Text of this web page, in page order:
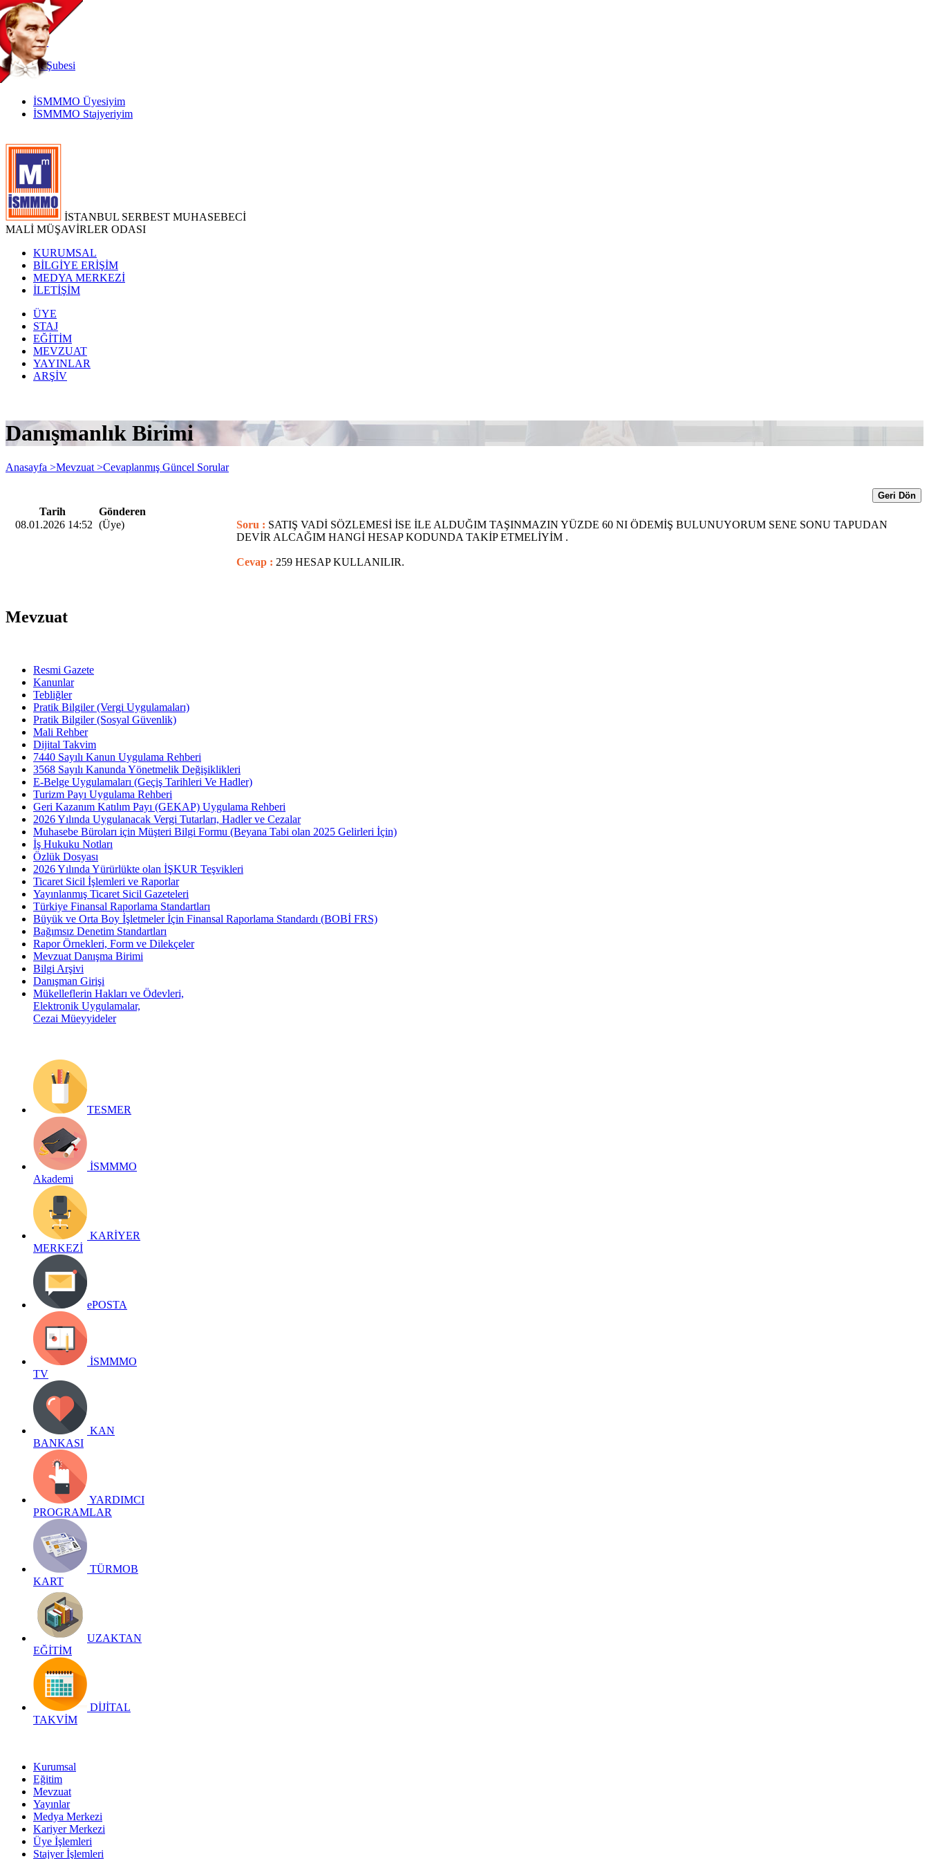
TR
|
EN
İnternetŞubesi
İSMMMO Üyesiyim
İSMMMO Stajyeriyim
İSTANBUL SERBEST MUHASEBECİ
MALİ MÜŞAVİRLER ODASI
KURUMSAL
BİLGİYE ERİŞİM
MEDYA MERKEZİ
İLETİŞİM
ÜYE
STAJ
EĞİTİM
MEVZUAT
YAYINLAR
ARŞİV
Danışmanlık Birimi
Anasayfa >Mevzuat >Cevaplanmış Güncel Sorular
Geri Dön
Tarih
Gönderen
08.01.2026 14:52 (Üye) Soru : SATIŞ VADİ SÖZLEMESİ İSE İLE ALDUĞIM TAŞINMAZIN YÜZDE 60 NI ÖDEMİŞ BULUNUYORUM SENE SONU TAPUDAN
DEVİR ALCAĞIM HANGİ HESAP KODUNDA TAKİP ETMELİYİM .
Cevap : 259 HESAP KULLANILIR.
Mevzuat
Resmi Gazete
Kanunlar
Tebliğler
Pratik Bilgiler (Vergi Uygulamaları)
Pratik Bilgiler (Sosyal Güvenlik)
Mali Rehber
Dijital Takvim
7440 Sayılı Kanun Uygulama Rehberi
3568 Sayılı Kanunda Yönetmelik Değişiklikleri
E-Belge Uygulamaları (Geçiş Tarihleri Ve Hadler)
Turizm Payı Uygulama Rehberi
Geri Kazanım Katılım Payı (GEKAP) Uygulama Rehberi
2026 Yılında Uygulanacak Vergi Tutarları, Hadler ve Cezalar
Muhasebe Büroları için Müşteri Bilgi Formu (Beyana Tabi olan 2025 Gelirleri İçin)
İş Hukuku Notları
Özlük Dosyası
2026 Yılında Yürürlükte olan İŞKUR Teşvikleri
Ticaret Sicil İşlemleri ve Raporlar
Yayınlanmış Ticaret Sicil Gazeteleri
Türkiye Finansal Raporlama Standartları
Büyük ve Orta Boy İşletmeler İçin Finansal Raporlama Standardı (BOBİ FRS)
Bağımsız Denetim Standartları
Rapor Örnekleri, Form ve Dilekçeler
Mevzuat Danışma Birimi
Bilgi Arşivi
Danışman Girişi
Mükelleflerin Hakları ve Ödevleri,
Elektronik Uygulamalar,
Cezai Müeyyideler
TESMER
İSMMMO
Akademi
KARİYER
MERKEZİ
ePOSTA
İSMMMO
TV
KAN
BANKASI
YARDIMCI
PROGRAMLAR
TÜRMOB
KART
UZAKTAN
EĞİTİM
DİJİTAL
TAKVİM
Kurumsal
Eğitim
Mevzuat
Yayınlar
Medya Merkezi
Kariyer Merkezi
Üye İşlemleri
Stajyer İşlemleri